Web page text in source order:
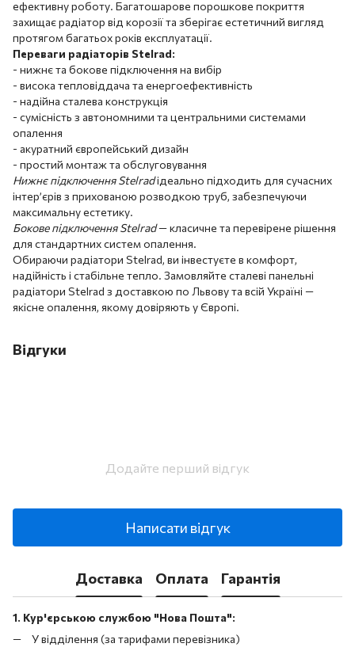
ефективну роботу. Багатошарове порошкове покриття
захищає радіатор від корозії та зберігає естетичний вигляд
протягом багатьох років експлуатації.
Переваги радіаторів Stelrad:
- нижнє та бокове підключення на вибір
- висока тепловіддача та енергоефективність
- надійна сталева конструкція
- сумісність з автономними та центральними системами
опалення
- акуратний європейський дизайн
- простий монтаж та обслуговування
Нижнє підключення Stelradідеально підходить для сучасних
інтер’єрів з прихованою розводкою труб, забезпечуючи
максимальну естетику.
Бокове підключення Stelrad— класичне та перевірене рішення
для стандартних систем опалення.
Обираючи радіатори Stelrad, ви інвестуєте в комфорт,
надійність і стабільне тепло. Замовляйте сталеві панельні
радіатори Stelrad з доставкою по Львову та всій Україні —
якісне опалення, якому довіряють у Європі.
Відгуки
Додайте перший відгук
Написати відгук
Доставка Оплата Гарантія
1. Кур'єрською службою "Нова Пошта":
У відділення (за тарифами перевізника)